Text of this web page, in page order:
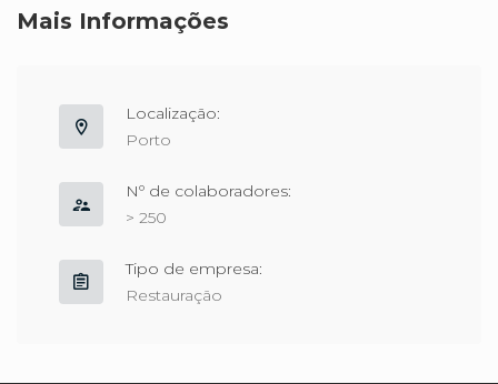
Mais Informações
Localização:
Porto
Nº de colaboradores:
> 250
Tipo de empresa:
Restauração